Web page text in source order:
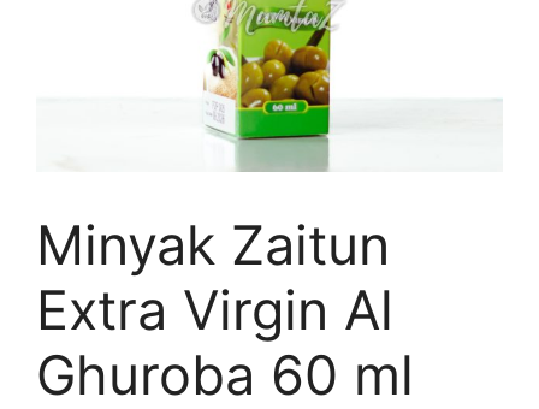
Minyak Zaitun
Extra Virgin Al
Ghuroba 60 ml